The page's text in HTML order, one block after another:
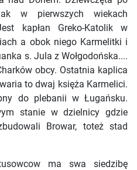
w pierwszych wiekach
kapłan Greko-Katolik w
a obok niego Karmelitki i
s. Jula z Wołgodońska....
obcy. Ostatnia kaplica
to dwaj księża Karmelici.
do plebanii w Ługańsku.
stanie w dzielnicy gdzie
Browar, toteż stad
ma swa siedzibę